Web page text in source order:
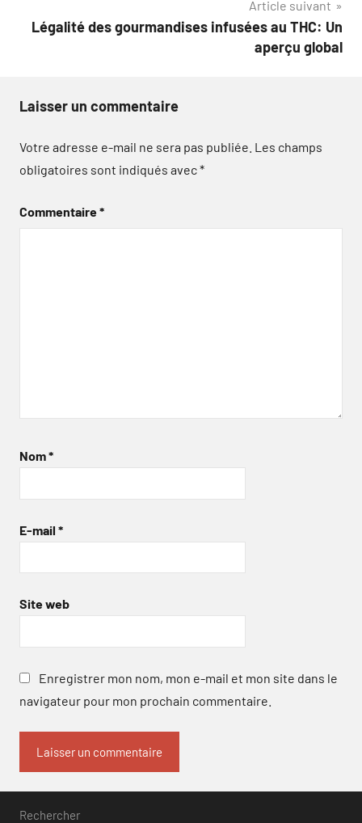
Article suivant
Légalité des gourmandises infusées au THC: Un
aperçu global
Laisser un commentaire
Votre adresse e-mail ne sera pas publiée. Les champs
obligatoires sont indiqués avec*
Commentaire*
Nom*
E-mail *
Site web
Enregistrer mon nom, mon e-mail et mon site dans le
navigateur pour mon prochain commentaire.
Rechercher